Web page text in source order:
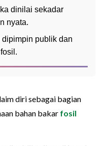
dinilai sekadar
nyata.
publik dan
diri sebagai bagian
bahan bakar fosil